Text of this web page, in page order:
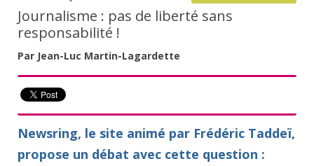
Journalisme : pas de liberté sans
responsabilité !
Par Jean-Luc Martin-Lagardette
Newsring, le site animé par Frédéric Taddeï,
propose un débat avec cette question :